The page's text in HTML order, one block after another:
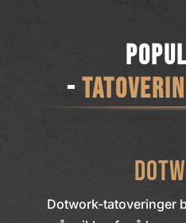
-
Dotwork-tatoveringer